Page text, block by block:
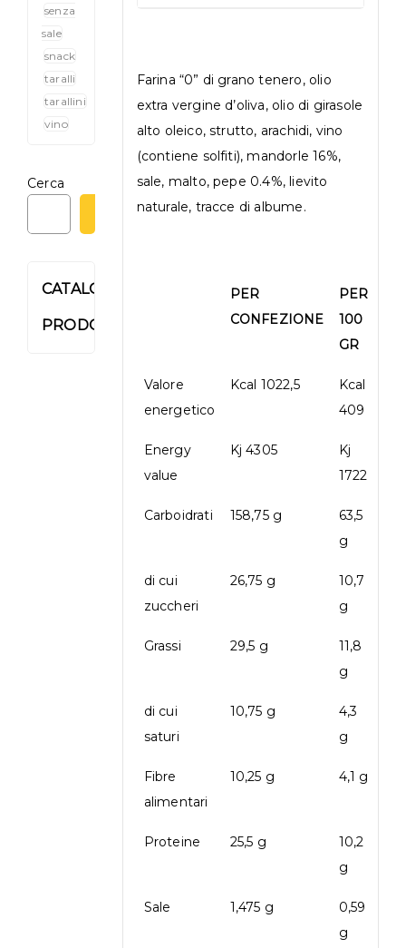
senza
sale
snack
taralli
tarallini
vino
Cerca
CERCA
CATALOGO
PRODOTTI
Farina “0” di grano tenero, olio
extra vergine d’oliva, olio di girasole
alto oleico, strutto, arachidi, vino
(contiene solfiti), mandorle 16%,
sale, malto, pepe 0.4%, lievito
naturale, tracce di albume.
PER
CONFEZIONE
PER
100
GR
Valore
energetico
Kcal 1022,5
Kcal
409
Energy
value
Kj 4305
Kj
1722
Carboidrati 158,75 g
63,5
g
di cui
zuccheri
26,75 g
10,7
g
Grassi 29,5 g
11,8
g
di cui
saturi
10,75 g
4,3
g
Fibre
alimentari
10,25 g 4,1 g
Proteine 25,5 g
10,2
g
Sale 1,475 g
0,59
g